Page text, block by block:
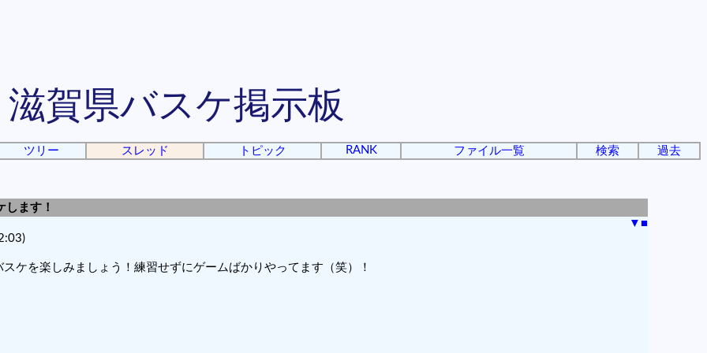
滋賀県バスケ掲示板
ツリー スレッド トピック RANK ファイル一覧 検索 過去
ます！
▼ ■
ケを楽しみましょう！練習せずにゲームばかりやってます（笑）！